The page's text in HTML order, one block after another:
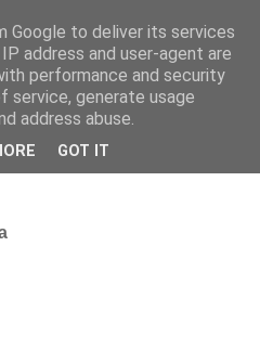
de Karlsbad
Google to deliver its services
address and user-agent are
performance and security
service, generate usage
address abuse.
GOT IT